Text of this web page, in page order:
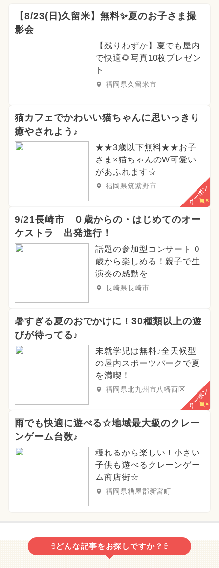
【8/23(日)久留米】無料✨夏のお子さま撮
影会
【残りわずか】夏でも屋内
で快適🌻写真10枚プレゼン
ト
福岡県久留米市
猫カフェでかわいい猫ちゃんに思いっきり
癒やされよう♪
★★3歳以下無料★★お子
さま×猫ちゃんのW可愛い
があふれます☆
福岡県筑紫野市 クーポン
9/21長崎市 ０歳からの・はじめてのオー
ケストラ 出発進行！
話題の参加型コンサート 0
歳から楽しめる！親子で生
演奏の感動を
長崎県長崎市
暑すぎる夏のおでかけに！30種類以上の遊
びが待ってる♪
未就学児は無料♪全天候型
の屋内スポーツパークで夏
を満喫！
福岡県北九州市八幡西区 クーポン
雨でも快適に遊べる☆地域最大級のクレー
ンゲーム台数♪
穫れるから楽しい！小さい
子供も遊べるクレーンゲー
ム商店街☆
福岡県糟屋郡新宮町
どんな記事をお探しですか？